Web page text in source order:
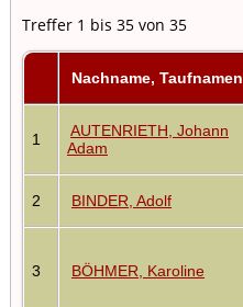
Treffer 1 bis 35 von 35
Nachname, Taufnamen
1
AUTENRIETH, Johann
Adam
2 BINDER, Adolf
3 BÖHMER, Karoline